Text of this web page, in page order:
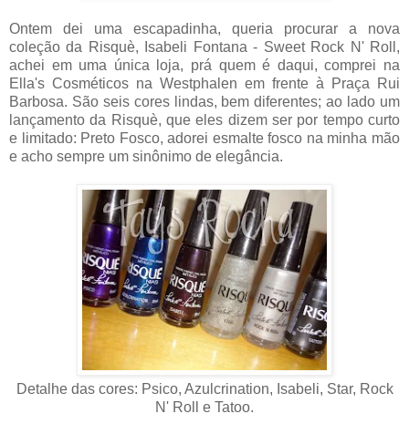
Ontem dei uma escapadinha, queria procurar a nova
coleção da Risquè, Isabeli Fontana - Sweet Rock N' Roll,
achei em uma única loja, prá quem é daqui, comprei na
Ella's Cosméticos na Westphalen em frente à Praça Rui
Barbosa. São seis cores lindas, bem diferentes; ao lado um
lançamento da Risquè, que eles dizem ser por tempo curto
e limitado: Preto Fosco, adorei esmalte fosco na minha mão
e acho sempre um sinônimo de elegância.
Detalhe das cores: Psico, Azulcrination, Isabeli, Star, Rock
N' Roll e Tatoo.